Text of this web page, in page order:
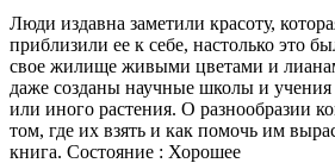
Люди издавна заметили красоту,
приблизили ее к себе, настолько это
свое жилище живыми цветами и
даже созданы научные школы и
или иного растения. О разнообразии
том, где их взять и как помочь им
книга. Состояние : Хорошее